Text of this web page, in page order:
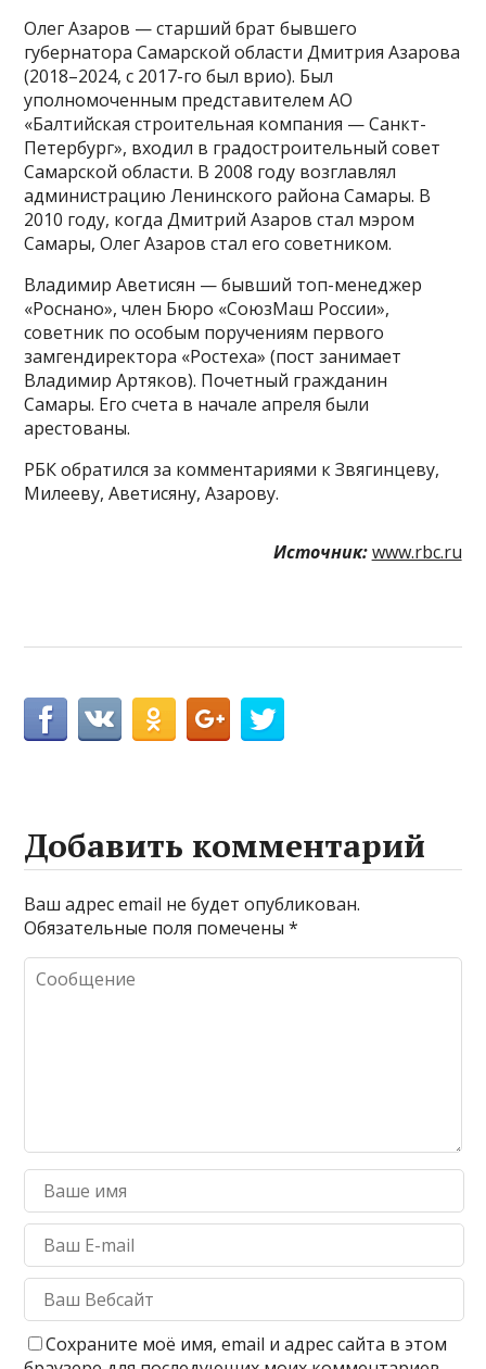
Олег Азаров — старший брат бывшего
губернатора Самарской области Дмитрия Азарова
(2018–2024, с 2017-го был врио). Был
уполномоченным представителем АО
«Балтийская строительная компания — Санкт-
Петербург», входил в градостроительный совет
Самарской области. В 2008 году возглавлял
администрацию Ленинского района Самары. В
2010 году, когда Дмитрий Азаров стал мэром
Самары, Олег Азаров стал его советником.
Владимир Аветисян — бывший топ-менеджер
«Роснано», член Бюро «СоюзМаш России»,
советник по особым поручениям первого
замгендиректора «Ростеха» (пост занимает
Владимир Артяков). Почетный гражданин
Самары. Его счета в начале апреля были
арестованы.
РБК обратился за комментариями к Звягинцеву,
Милееву, Аветисяну, Азарову.
Источник: www.rbc.ru
Добавить комментарий
Ваш адрес email не будет опубликован.
Обязательные поля помечены*
Сохраните моё имя, email и адрес сайта в этом